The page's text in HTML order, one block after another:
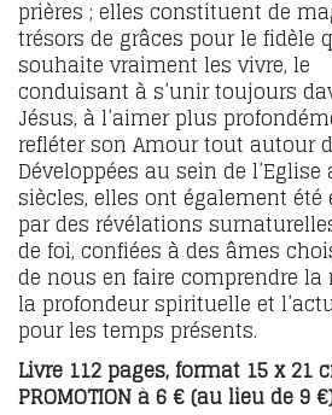
prières ; elles constituent de
trésors de grâces pour le fidèle
souhaite vraiment les vivre, le
conduisant à s’unir toujours
Jésus, à l’aimer plus
refléter son Amour tout autour
Développées au sein de
siècles, elles ont également été
par des révélations
de foi, confiées à des âmes
de nous en faire comprendre la
la profondeur spirituelle et
pour les temps présents.
Livre 112 pages, format 15 x 21
PROMOTION à 6 € (au lieu de 9